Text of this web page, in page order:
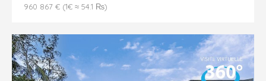
960 867 € (1€ ≈ 54.1 ₨)